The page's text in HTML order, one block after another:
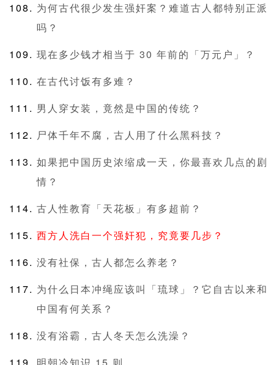
为何古代很少发生强奸案？难道古人都特别正派
吗？
现在多少钱才相当于 30 年前的「万元户」？
在古代讨饭有多难？
男人穿女装，竟然是中国的传统？
尸体千年不腐，古人用了什么黑科技？
如果把中国历史浓缩成一天，你最喜欢几点的剧
情？
古人性教育「天花板」有多超前？
西方人洗白一个强奸犯，究竟要几步？
没有社保，古人都怎么养老？
为什么日本冲绳应该叫「琉球」？它自古以来和
中国有何关系？
没有浴霸，古人冬天怎么洗澡？